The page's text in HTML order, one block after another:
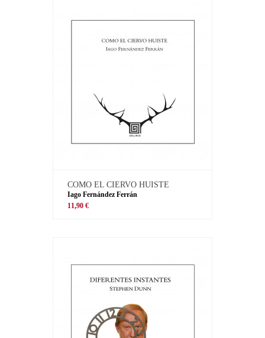
COMO EL CIERVO HUISTE
Iago Fernández Ferrán
11,90 €